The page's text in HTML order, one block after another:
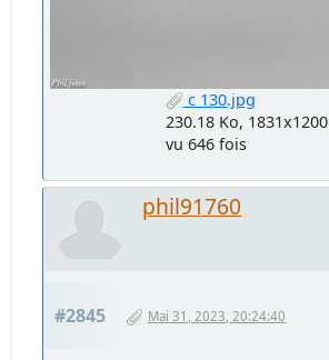
c 130.jpg
230.18 Ko, 1831x1200
vu 646 fois
phil91760
#2845 Mai 31, 2023, 20:24:40